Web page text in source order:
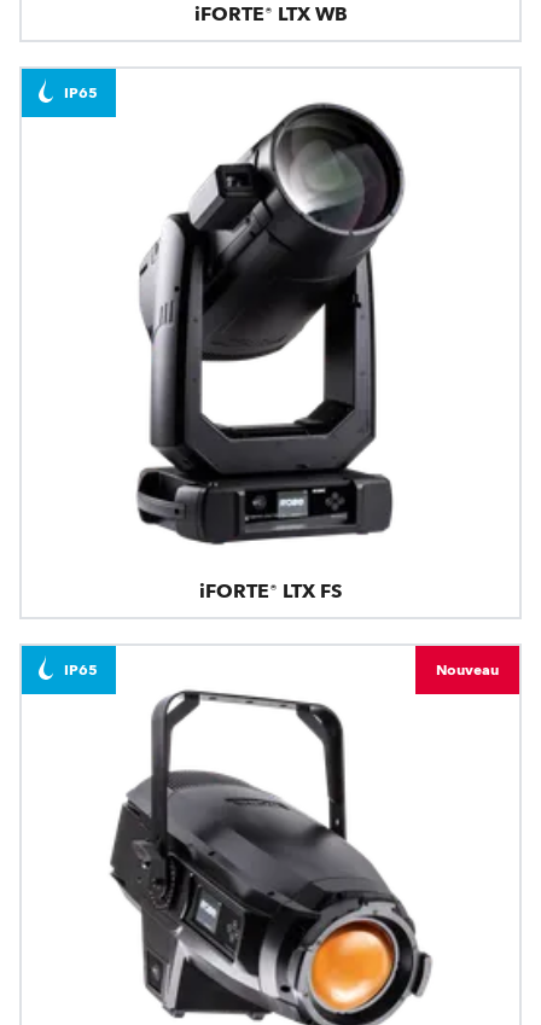
iFORTE® LTX WB
iFORTE® LTX FS
IP65
IP65 Nouveau